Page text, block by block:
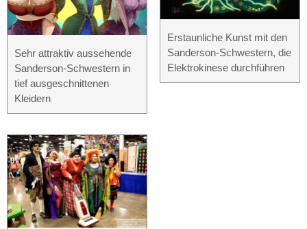
Sehr attraktiv aussehende
Sanderson-Schwestern in
tief ausgeschnittenen
Kleidern
Erstaunliche Kunst mit den
Sanderson-Schwestern, die
Elektrokinese durchführen